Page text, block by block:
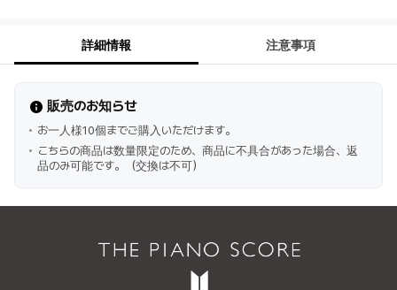
詳細情報 注意事項
販売のお知らせ
お一人様10個までご購入いただけます。
こちらの商品は数量限定のため、商品に不具合があった場合、返
品のみ可能です。（交換は不可）